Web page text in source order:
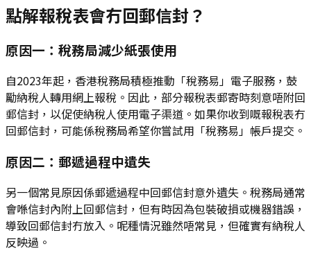
點解報稅表會冇回郵信封？
原因一：稅務局減少紙張使用
自2023年起，香港稅務局積極推動「稅務易」電子服務，鼓
勵納稅人轉用網上報稅。因此，部分報稅表郵寄時刻意唔附回
郵信封，以促使納稅人使用電子渠道。如果你收到嘅報稅表冇
回郵信封，可能係稅務局希望你嘗試用「稅務易」帳戶提交。
原因二：郵遞過程中遺失
另一個常見原因係郵遞過程中回郵信封意外遺失。稅務局通常
會喺信封內附上回郵信封，但有時因為包裝破損或機器錯誤，
導致回郵信封冇放入。呢種情況雖然唔常見，但確實有納稅人
反映過。